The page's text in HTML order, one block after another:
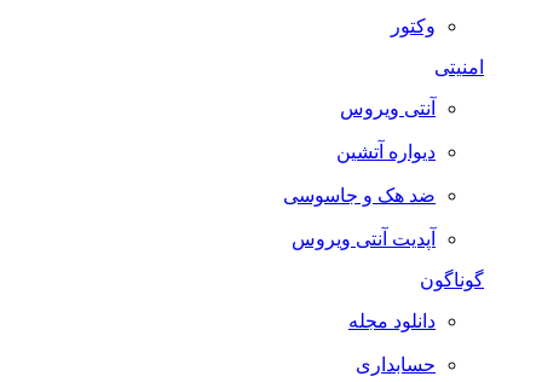
وکتور
آنتی ویروس
دیواره آتشین
ضد هک و جاسوسی
آپدیت آنتی ویروس
گوناگون
دانلود مجله
حسابداری